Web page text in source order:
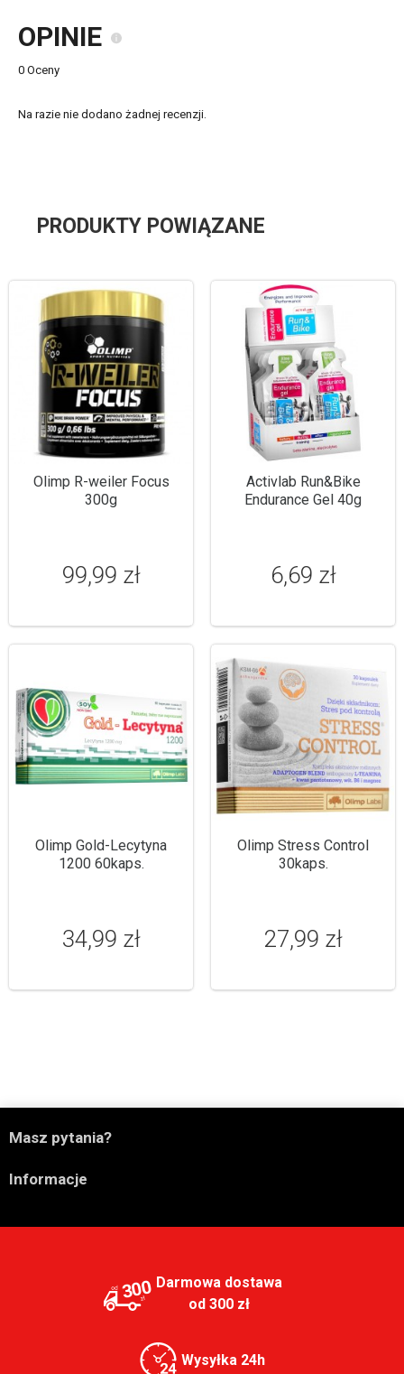
OPINIE
0 Oceny
Na razie nie dodano żadnej recenzji.
PRODUKTY POWIĄZANE
Olimp R-weiler Focus
300g
99,99 zł
Activlab Run&Bike
Endurance Gel 40g
6,69 zł
Olimp Gold-Lecytyna
1200 60kaps.
34,99 zł
Olimp Stress Control
30kaps.
27,99 zł
Masz pytania?
Informacje
300 Darmowa dostawa
od 300 zł
Wysyłka 24h